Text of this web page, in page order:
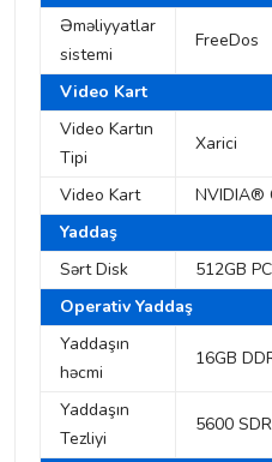
Əməliyyatlar
sistemi
FreeDos
Video Kart
Video Kartın
Tipi
Xarici
Video Kart
NVIDIA®
Yaddaş
Sərt Disk
512GB
Operativ Yaddaş
Yaddaşın
həcmi
16GB
Yaddaşın
Tezliyi
5600